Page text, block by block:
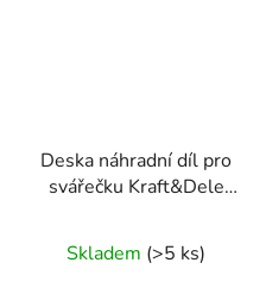
Deska náhradní díl pro
svářečku Kraft&Dele
Skladem (>5 ks)